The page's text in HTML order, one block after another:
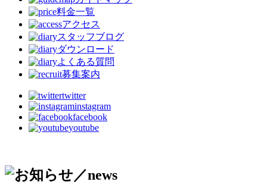
料金一覧
アクセス
スタッフブログ
ダウンロード
よくある質問
募集案内
twitter
instagram
facebook
youtube